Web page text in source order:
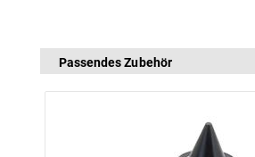
Passendes Zubehör